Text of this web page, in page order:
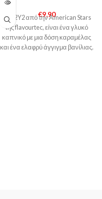
€9,90
Το R2Y2 από την American Stars
της flavourtec, είναι ένα γλυκό
καπνικό με μια δόση καραμέλας
και ένα ελαφρύ άγγιγμα βανίλιας.